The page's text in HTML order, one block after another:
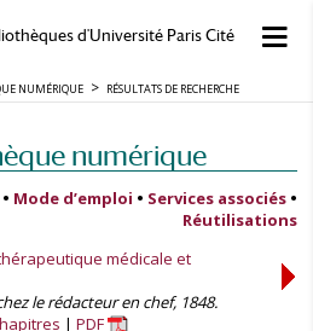
d'Université Paris Cité
NUMÉRIQUE RÉSULTATS DE RECHERCHE
numérique
• Mode d’emploi • Services associés •
Réutilisations
médicale et
le rédacteur en chef, 1848.
PDF